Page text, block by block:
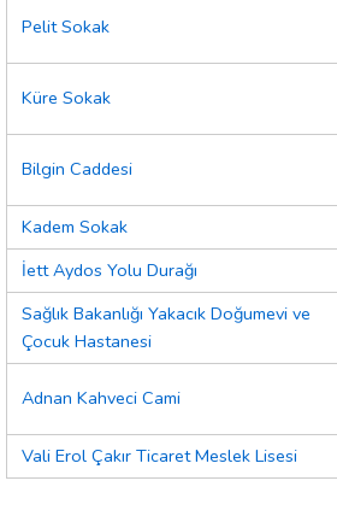
Pelit Sokak
Küre Sokak
Bilgin Caddesi
Kadem Sokak
İett Aydos Yolu Durağı
Sağlık Bakanlığı Yakacık Doğumevi ve
Çocuk Hastanesi
Adnan Kahveci Cami
Vali Erol Çakır Ticaret Meslek Lisesi